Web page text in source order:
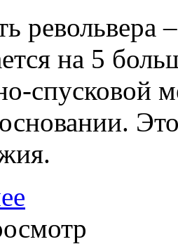
револьвера
на 5
спусковой